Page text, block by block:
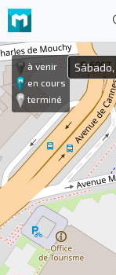
à venir
en cours
terminé